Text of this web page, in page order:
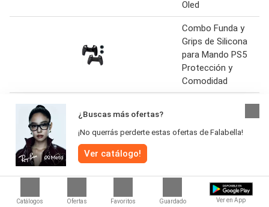
Catálogos Ofertas Favoritos Guardado Ver en App
Oled
Combo Funda y
Grips de Silicona
para Mando PS5
Protección y
Comodidad
Funda En Silicona
De Diseño + 2 Grips
Para Control Ps4
Antideslizante
Pulso Silicona
¿Buscas más ofertas?
¡No querrás perderte estas ofertas de Falabella!
Ver catálogo!